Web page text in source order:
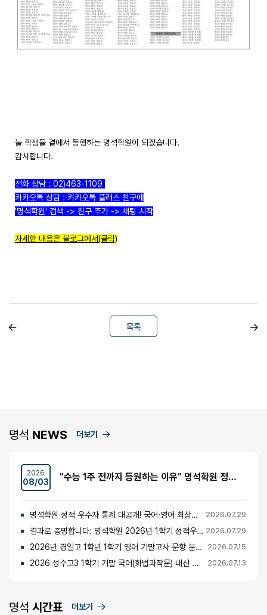
늘 학생들 곁에서 동행하는 명석학원이 되겠습니다.
감사합니다.
전화 상담 : 02)463-1109
카카오톡 상담 : 카카오톡 플러스 친구에
'명석학원' 검색 -> 친구 추가 -> 채팅 시작
자세한 내용은 블로그에서(클릭)
목록
명석 NEWS 더보기
2026
08/03 "수능 1주 전까지 등원하는 이유" 명석학원 정시반 개강 안내 (성수고·경일고·무학여고·대광고 등)
명석학원 성적 우수자 통계 대공개! 국어·영어 최상위권의 비밀 2026.07.29
결과로 증명합니다: 명석학원 2026년 1학기 성적우수자 명단 공개 2026.07.29
2026년 경일고 1학년 1학기 영어 기말고사 문항 분석 및 총평 2026.07.15
2026 성수고3 1학기 기말 국어(화법과작문) 내신 분석 및 경향 2026.07.13
명석 시간표 더보기